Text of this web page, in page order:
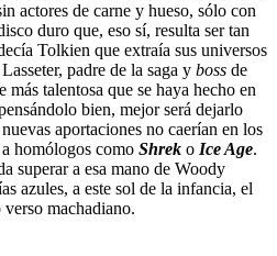
actores de carne y hueso, sólo con
duro que, eso sí, resulta ser tan
Tolkien que extraía sus universos
padre de la saga y boss de
talentosa que se haya hecho en
bien, mejor será dejarlo
aportaciones no caerían en los
homólogos como Shrek o Ice Age.
superar a esa mano de Woody
azules, a este sol de la infancia, el
machadiano.